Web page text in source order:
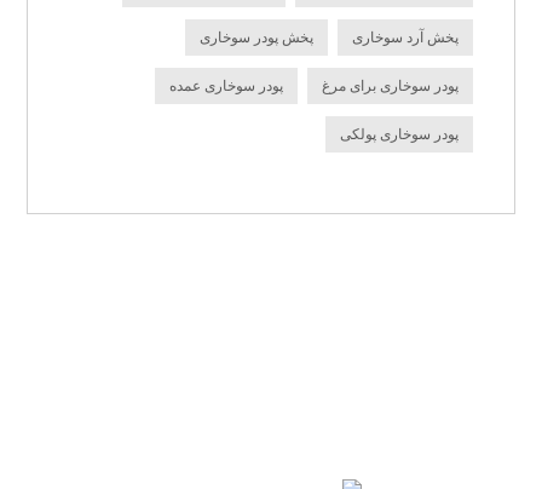
پخش آرد سوخاری پخش پودر سوخاری
پودر سوخاری برای مرغ پودر سوخاری عمده
پودر سوخاری پولکی